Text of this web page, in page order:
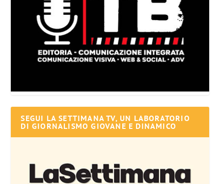
SEGUI LA SETTIMANA TV, UN LABORATORIO
DI GIORNALISMO GIOVANE E DINAMICO